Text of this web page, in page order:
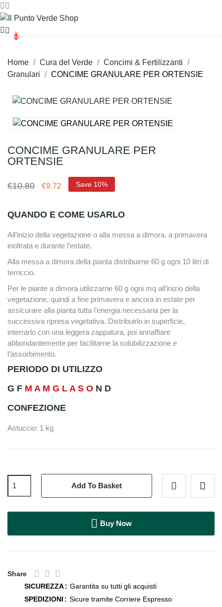
0
Home Cura del Verde
Concimi & Fertilizzanti
Granulari
CONCIME GRANULARE PER ORTENSIE
CONCIME GRANULARE PER
ORTENSIE
€10.80 €9.72 Save 10%
QUANDO E COME USARLO
All’inizio della vegetazione o alla messa a dimora, a primavera
inoltrata e durante l’estate.
Alla messa a dimora della pianta distribuirne 60 g ogni 10 litri di
terriccio.
Per le piante a dimora utilizzarne 60 g ogni mq all’inizio della
vegetazione, quindi a fine primavera e ancora in estate per
assicurare alla pianta tutta l’energia necessaria per la
successiva ripresa vegetativa. Distribuirlo in superficie,
interrarlo con una leggera zappatura, poi annaffiare
abbondantemente per facilitarne la solubilizzazione e
l’assorbimento.
PERIODO DI UTILIZZO
G F M A M G L A S O N D
CONFEZIONE
Astuccio: 1 kg
Add To Basket
Buy Now
Share
SICUREZZA
Garantita su tutti gli acquisti
SPEDIZIONI
Sicure tramite Corriere Espresso